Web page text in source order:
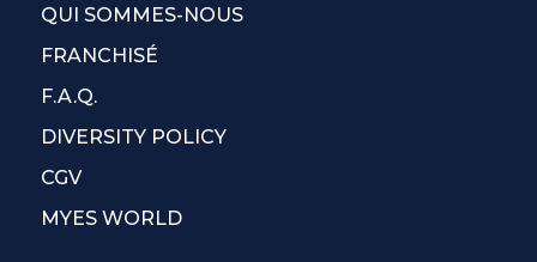
QUI SOMMES-NOUS
FRANCHISÉ
F.A.Q.
DIVERSITY POLICY
CGV
MYES WORLD